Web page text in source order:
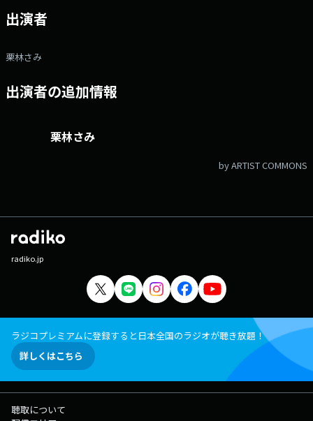
中！気合い入れてください！」 誰かへのエールなど「こんな声かけて
～」ということを送ってください！ 栗林さみが、あなたを笑顔にしま
いコーナー【ラッキーランチ】 今日は「恋愛運」
▼11:10【Smile Create ～イルサの大冒険～】 「リスナーのみんなと一
presents島田秀平と古藤由佳のこんな法律知っ手相】 メッセージはこ
介 ▼11時台は 「あなたのHOTなニュースクイズ！」を実
施します！ あなたのクイズお待ちしています！！ ▽12:10
TALK】 今回はスペシャルバージョン！！「HO討論！究極の２択ア
スト 月曜日：【私の人生の"一行格言"ファイル】 月曜日：【テレ
ミ ギルド投書箱】～お悩み&解決報告募集中～ 火曜日：【スマサミ ギ
ルド投書箱】～中山もんち君 様～ 火曜日：Smile Walker 水曜日：
【Smile BANK】 水曜日：お金の悩み募集！【Smile BANKへようこ
そ！】 水曜日：スマカジ！ 木曜日：【Smile Create】 木曜
日：Smile For You 木曜日：【弁護士法人・響 presents島田秀平と古
藤由佳のこんな法律知っ手相】 ふつおた
出演者
栗林さみ
出演者の追加情報
栗林さみ
by ARTIST COMMONS
radiko.jp
ラジコプレミアムに登録すると日本全国のラジオが聴き放題！
詳しくはこちら
聴取について